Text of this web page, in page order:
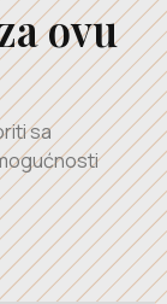
ovu
sa